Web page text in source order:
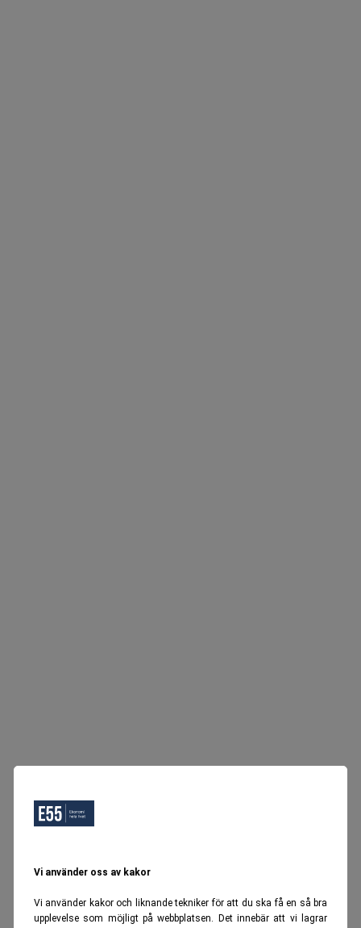
Vi använder oss av kakor
Vi använder kakor och liknande tekniker för att du ska få en så bra
upplevelse som möjligt på webbplatsen. Det innebär att vi lagrar